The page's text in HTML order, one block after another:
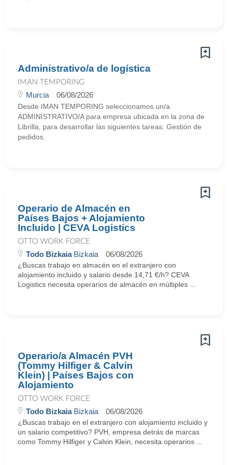
Administrativo/a de logística
IMAN TEMPORING
Murcia 06/08/2026
Desde IMAN TEMPORING seleccionamos un/a
ADMINISTRATIVO/A para empresa ubicada en la zona de
Librilla, para desarrollar las siguientes tareas: Gestión de
pedidos.
Operario de Almacén en
Países Bajos + Alojamiento
Incluido | CEVA Logistics
OTTO WORK FORCE
Todo BizkaiaBizkaia 06/08/2026
¿Buscas trabajo en almacén en el extranjero con
alojamiento incluido y salario desde 14,71 €/h? CEVA
Logistics necesita operarios de almacén en múltiples ...
Operario/a Almacén PVH
(Tommy Hilfiger & Calvin
Klein) | Países Bajos con
Alojamiento
OTTO WORK FORCE
Todo BizkaiaBizkaia 06/08/2026
¿Buscas trabajo en el extranjero con alojamiento incluido y
un salario competitivo? PVH, empresa detrás de marcas
como Tommy Hilfiger y Calvin Klein, necesita operarios ...